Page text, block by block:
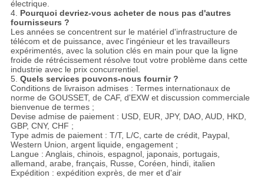
électrique.
4. Pourquoi devriez-vous acheter de nous pas d'autres
fournisseurs ?
Les années se concentrent sur le matériel d'infrastructure de
télécom et de puissance, avec l'ingénieur et les travailleurs
expérimentés, avec la solution clés en main pour que la ligne
froide de rétrécissement résolve tout votre problème dans cette
industrie avec le prix concurrentiel.
5. Quels services pouvons-nous fournir ?
Conditions de livraison admises : Termes internationaux de
norme de GOUSSET, de CAF, d'EXW et discussion commerciale
bienvenue de termes ;
Devise admise de paiement : USD, EUR, JPY, DAO, AUD, HKD,
GBP, CNY, CHF ;
Type admis de paiement : T/T, L/C, carte de crédit, Paypal,
Western Union, argent liquide, engagement ;
Langue : Anglais, chinois, espagnol, japonais, portugais,
allemand, arabe, français, Russe, Coréen, hindi, italien
Expédition : expédition exprès, de mer et d'air